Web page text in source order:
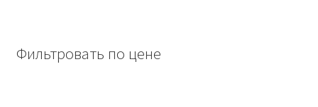
Фильтровать по цене